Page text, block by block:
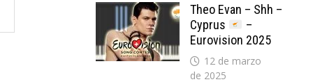
Theo Evan – Shh –
Cyprus
–
Eurovision 2025
12 de marzo
de 2025